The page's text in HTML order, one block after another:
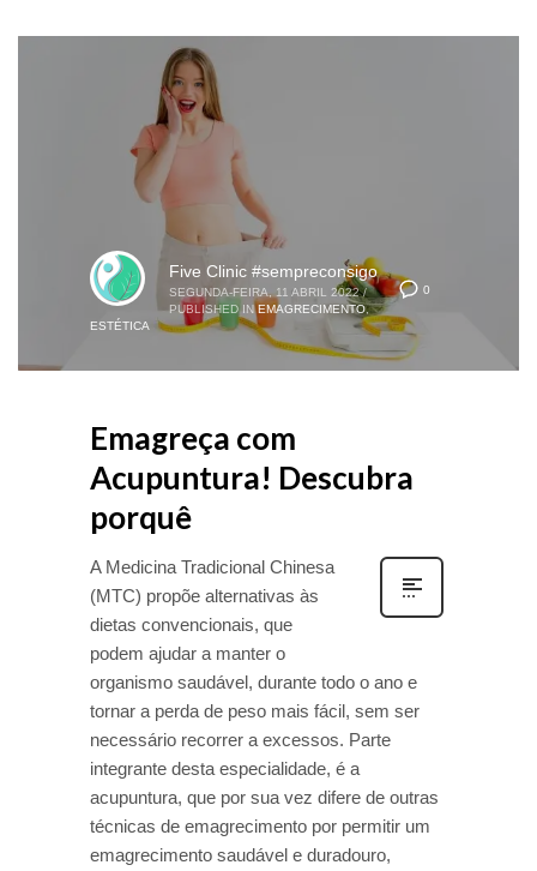
0
Five Clinic #sempreconsigo
SEGUNDA-FEIRA, 11 ABRIL 2022 /
PUBLISHED IN EMAGRECIMENTO,
ESTÉTICA
Emagreça com
Acupuntura! Descubra
porquê
A Medicina Tradicional Chinesa
(MTC) propõe alternativas às
dietas convencionais, que
podem ajudar a manter o
organismo saudável, durante todo o ano e
tornar a perda de peso mais fácil, sem ser
necessário recorrer a excessos. Parte
integrante desta especialidade, é a
acupuntura, que por sua vez difere de outras
técnicas de emagrecimento por permitir um
emagrecimento saudável e duradouro,